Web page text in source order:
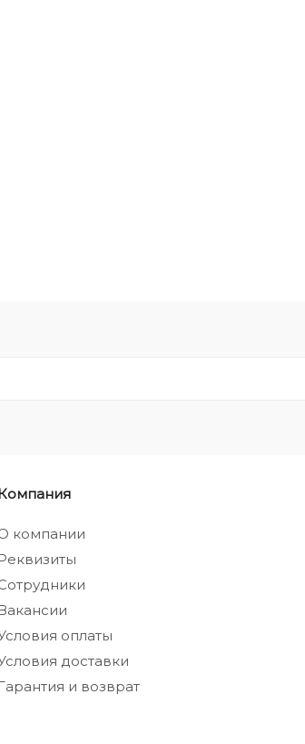
компании
Реквизиты
Вакансии
оплаты
доставки
Гарантия и возврат